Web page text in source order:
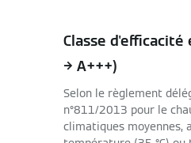
Classe d'efficacité
→ A+++)
Selon le règlement
n°811/2013 pour le
climatiques moyennes,